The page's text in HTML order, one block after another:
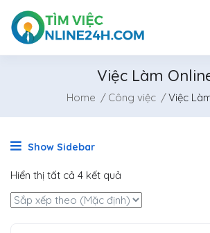
Việc Làm
Home Công việc Việc
Show Sidebar
Hiển thị tất cả 4 kết quả